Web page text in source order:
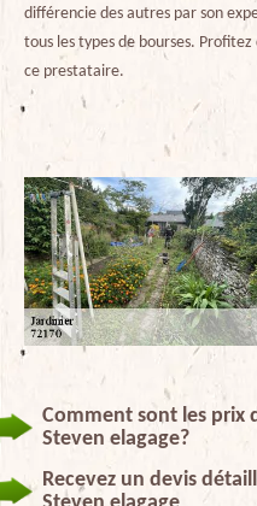
différencie des autres par son
tous les types de bourses.
ce prestataire.
Comment sont les prix
Steven elagage?
Recevez un devis